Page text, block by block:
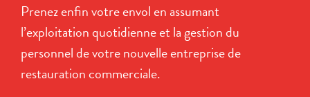
Prenez enfin votre envol en assumant
l’exploitation quotidienne et la gestion du
personnel de votre nouvelle entreprise de
restauration commerciale.